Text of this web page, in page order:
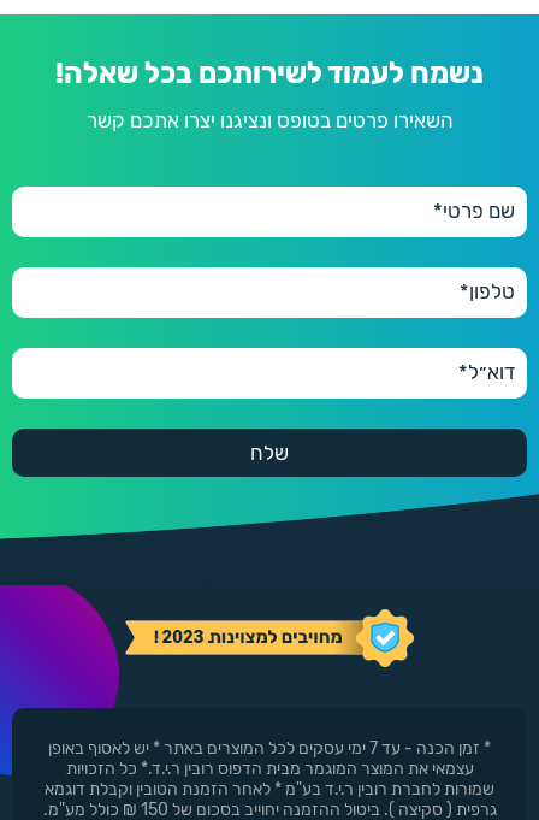
נשמח לעמוד לשירותכם בכל שאלה!
השאירו פרטים בטופס ונציגנו יצרו אתכם קשר
* זמן הכנה - עד 7 ימי עסקים לכל המוצרים באתר * יש לאסוף באופן
עצמאי את המוצר המוגמר מבית הדפוס רובין ר.י.ד.* כל הזכויות
שמורות לחברת רובין ר.י.ד בע"מ * לאחר הזמנת הטובין וקבלת דוגמא
גרפית ( סקיצה ). ביטול ההזמנה יחוייב בסכום של 150 ₪ כולל מע"מ.